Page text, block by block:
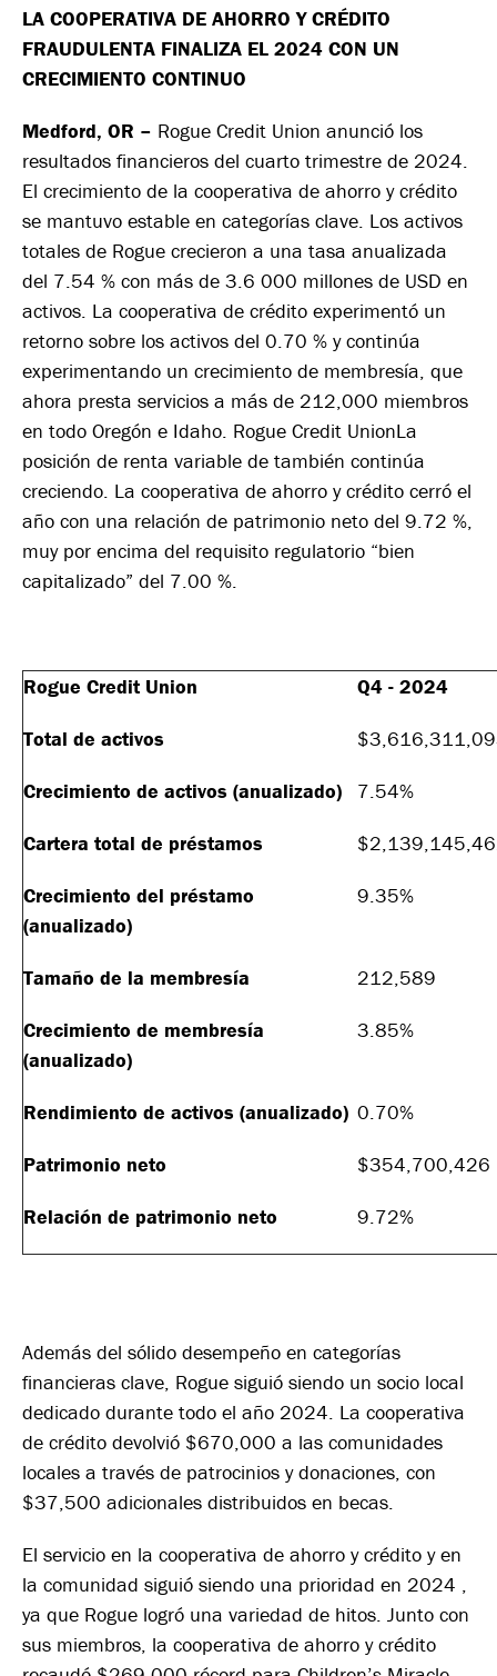
LA COOPERATIVA DE AHORRO Y CRÉDITO
FRAUDULENTA FINALIZA EL 2024 CON UN
CRECIMIENTO CONTINUO
Medford, OR – Rogue Credit Union anunció los
resultados financieros del cuarto trimestre de 2024.
El crecimiento de la cooperativa de ahorro y crédito
se mantuvo estable en categorías clave. Los activos
totales de Rogue crecieron a una tasa anualizada
del 7.54 % con más de 3.6 000 millones de USD en
activos. La cooperativa de crédito experimentó un
retorno sobre los activos del 0.70 % y continúa
experimentando un crecimiento de membresía, que
ahora presta servicios a más de 212,000 miembros
en todo Oregón e Idaho. Rogue Credit UnionLa
posición de renta variable de también continúa
creciendo. La cooperativa de ahorro y crédito cerró el
año con una relación de patrimonio neto del 9.72 %,
muy por encima del requisito regulatorio “bien
capitalizado” del 7.00 %.
Rogue Credit Union Q4 - 2024
Total de activos
Crecimiento de activos (anualizado) 7.54%
Cartera total de préstamos
Crecimiento del préstamo
(anualizado)
9.35%
Tamaño de la membresía 212,589
Crecimiento de membresía
(anualizado)
3.85%
Rendimiento de activos (anualizado) 0.70%
Patrimonio neto $354,700,426
Relación de patrimonio neto 9.72%
Además del sólido desempeño en categorías
financieras clave, Rogue siguió siendo un socio local
dedicado durante todo el año 2024. La cooperativa
de crédito devolvió $670,000 a las comunidades
locales a través de patrocinios y donaciones, con
$37,500 adicionales distribuidos en becas.
El servicio en la cooperativa de ahorro y crédito y en
la comunidad siguió siendo una prioridad en 2024 ,
ya que Rogue logró una variedad de hitos. Junto con
sus miembros, la cooperativa de ahorro y crédito